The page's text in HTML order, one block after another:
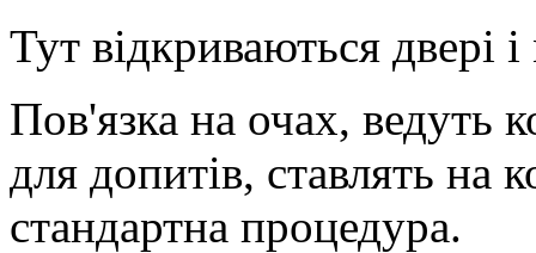
Тут відкриваються двері
Пов'язка на очах, ведуть
для допитів, ставлять на
стандартна процедура.